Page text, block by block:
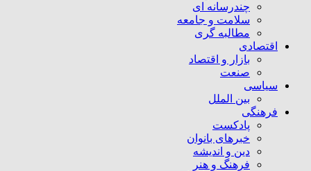
چندرسانه ای
سلامت و جامعه
مطالبه گری
اقتصادی
بازار و اقتصاد
صنعت
سیاسی
بین الملل
فرهنگی
پادکست
خبرهای بانوان
دین و اندیشه
فرهنگ و هنر